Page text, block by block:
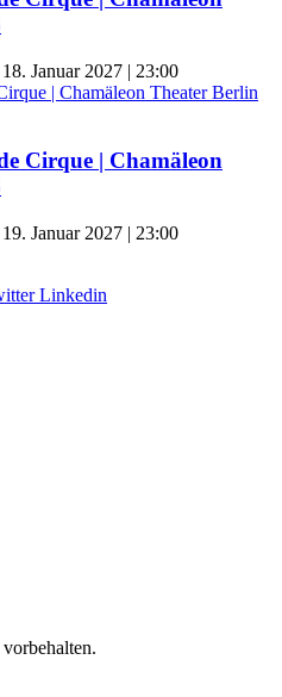
18. Januar 2027 | 23:00
Cirque | Chamäleon
19. Januar 2027 | 23:00
Linkedin